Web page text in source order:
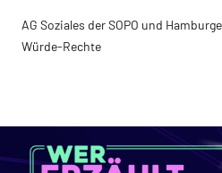
AG Soziales der SOPO und
Würde-Rechte